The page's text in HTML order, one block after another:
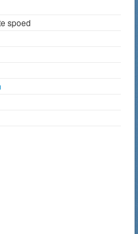
spoed